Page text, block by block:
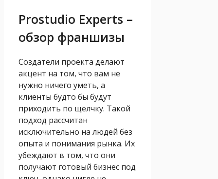
Prostudio Experts –
обзор франшизы
Создатели проекта делают
акцент на том, что вам не
нужно ничего уметь, а
клиенты будто бы будут
приходить по щелчку. Такой
подход рассчитан
исключительно на людей без
опыта и понимания рынка. Их
убеждают в том, что они
получают готовый бизнес под